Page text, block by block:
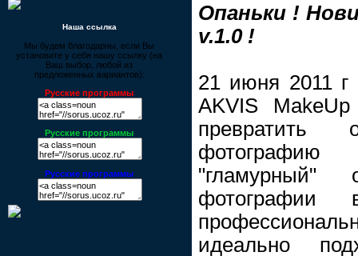
Наша ссылка
Мы будем благодарны, если Вы
установите у себя нашу ссылку (на
Ваш выбор, любой из
предложенных вариантов):
Русские программы
Русские программы
Русские программы
Опаньки !
v.1.0 !
21 июня 2011
AKVIS
фотографию
"гламурный"
фотографии
идеально